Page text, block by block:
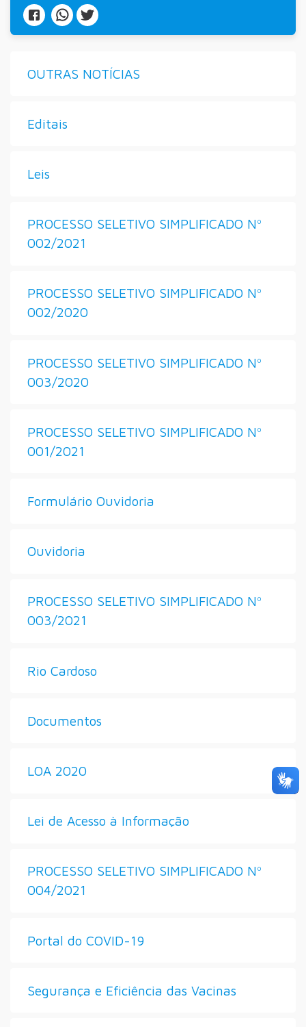
OUTRAS NOTÍCIAS
Editais
Leis
PROCESSO SELETIVO SIMPLIFICADO Nº
002/2021
PROCESSO SELETIVO SIMPLIFICADO Nº
002/2020
PROCESSO SELETIVO SIMPLIFICADO Nº
003/2020
PROCESSO SELETIVO SIMPLIFICADO Nº
001/2021
Formulário Ouvidoria
Ouvidoria
PROCESSO SELETIVO SIMPLIFICADO Nº
003/2021
Rio Cardoso
Documentos
LOA 2020
Lei de Acesso à Informação
PROCESSO SELETIVO SIMPLIFICADO Nº
004/2021
Portal do COVID-19
Segurança e Eficiência das Vacinas